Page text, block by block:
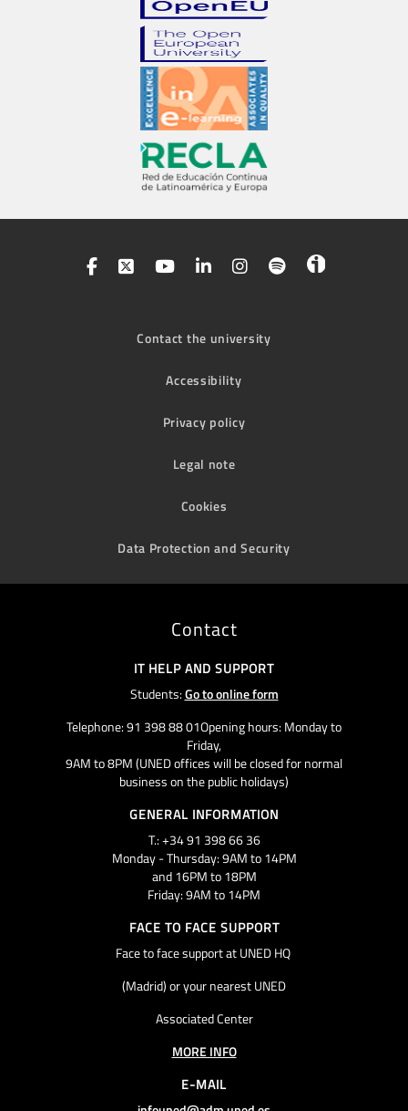
Contact the university
Accessibility
Privacy policy
Legal note
Cookies
Data Protection and Security
Contact
IT HELP AND SUPPORT
Students:Go to online form
Telephone: 91 398 88 01Opening hours: Monday to
Friday,
9AM to 8PM (UNED offices will be closed for normal
business on the public holidays)
GENERAL INFORMATION
T.: +34 91 398 66 36
Monday - Thursday: 9AM to 14PM
and 16PM to 18PM
Friday: 9AM to 14PM
FACE TO FACE SUPPORT
Face to face support at UNED HQ
(Madrid) or your nearest UNED
Associated Center
MORE INFO
E-MAIL